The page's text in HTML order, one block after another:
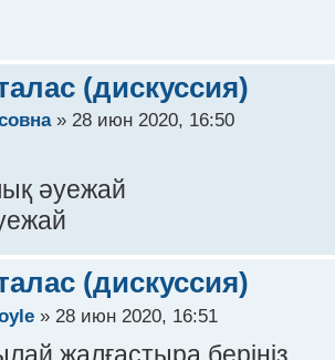
(дискуссия)
» 28 июн 2020, 16:50
әуежай
(дискуссия)
» 28 июн 2020, 16:51
жалғастыра беріңіз